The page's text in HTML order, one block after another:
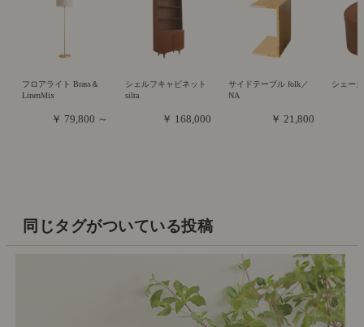
フロアライト Brass＆
LinenMix
￥ 79,800 ～
シェルフキャビネット
silta
￥ 168,000
サイドテーブル folk／
NA
￥ 21,800
シェー
同じタグがついている投稿